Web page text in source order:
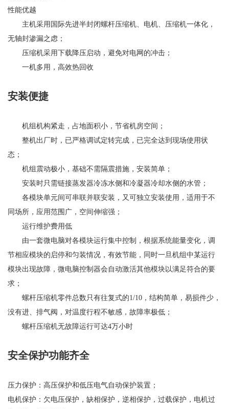
性能优越
主机采用国际先进半封闭螺杆压缩机、电机、压缩机一体化，
无轴封渗漏之虑；
压缩机采用下载降压启动，避免对电网的冲击；
一机多用，高效热回收
安装便捷
机组机构紧走，占地面积小，节省机房空间；
整机出厂时，已严格调试定转完成，已完全达到现场使用状
态；
机组震动极小，基础不需隔震措施，安装简单；
安装时只需链接蒸发器冷冻水侧和冷凝器冷却水侧的水管；
各模块单元间可串联并联安装，又可独立安装使用，适用于不
同场所，应用范围广，空间伸缩强；
运行维护费用低
由一套微电脑对各模块运行集中控制，根据系统能量变化，调
节相应模块的启停和匀装情况，有效节能，同时一旦机组中某运行
模块出现故障，微电脑控制器会自动激活其他模块以满足符合的要
求；
螺杆压缩机零件总数只有往复式的1/10，结构简单，易损件少，
没有进、排气阀，对温度行程不敏感，故障率极低；
螺杆压缩机无故障运行可达4万小时
安全保护功能齐全
压力保护：高压保护和低压电气自动保护装置；
电机保护：欠电压保护，缺相保护，逆相保护，过载保护，电机过